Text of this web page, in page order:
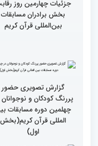
گزارش تصویری حضور
مهمانان در غرفه های
نمایشگاهی چهلمین دوره
گزارش تصویری بازدید
متسابقین چهلمین دوره
مسابقات بین المللی قرآن
کریم از حسینیه جماران
میلاد